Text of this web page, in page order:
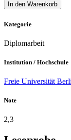
In den Warenkorb
Kategorie
Diplomarbeit
Institution / Hochschule
Freie Universität
Note
2,3